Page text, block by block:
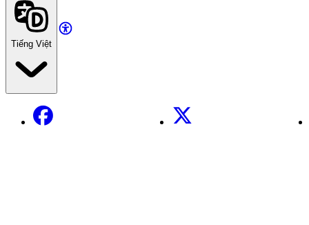
Tiếng Việt
Facebook X